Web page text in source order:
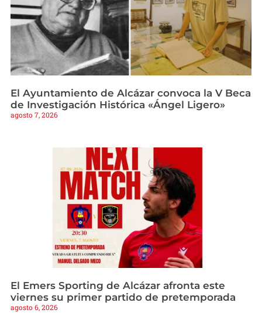
El Ayuntamiento de Alcázar convoca la V Beca
de Investigación Histórica «Ángel Ligero»
agosto 7, 2026
El Emers Sporting de Alcázar afronta este
viernes su primer partido de pretemporada
agosto 6, 2026